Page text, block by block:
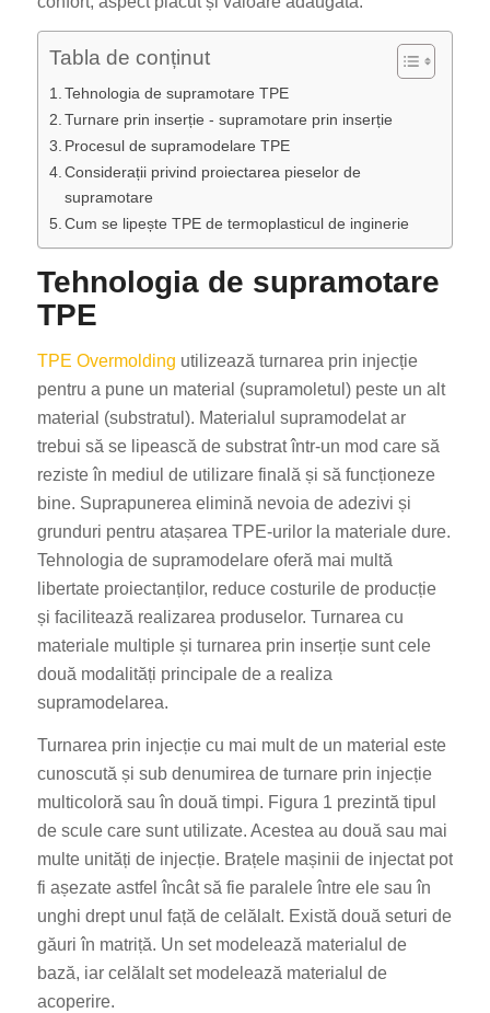
Tabla de conținut
Tehnologia de supramotare TPE
Turnare prin inserție - supramotare prin inserție
Procesul de supramodelare TPE
Considerații privind proiectarea pieselor de
supramotare
Cum se lipește TPE de termoplasticul de inginerie
Tehnologia de supramotare
TPE
TPE Overmolding utilizează turnarea prin injecție
pentru a pune un material (supramoletul) peste un alt
material (substratul). Materialul supramodelat ar
trebui să se lipească de substrat într-un mod care să
reziste în mediul de utilizare finală și să funcționeze
bine. Suprapunerea elimină nevoia de adezivi și
grunduri pentru atașarea TPE-urilor la materiale dure.
Tehnologia de supramodelare oferă mai multă
libertate proiectanților, reduce costurile de producție
și facilitează realizarea produselor. Turnarea cu
materiale multiple și turnarea prin inserție sunt cele
două modalități principale de a realiza
supramodelarea.
Turnarea prin injecție cu mai mult de un material este
cunoscută și sub denumirea de turnare prin injecție
multicoloră sau în două timpi. Figura 1 prezintă tipul
de scule care sunt utilizate. Acestea au două sau mai
multe unități de injecție. Brațele mașinii de injectat pot
fi așezate astfel încât să fie paralele între ele sau în
unghi drept unul față de celălalt. Există două seturi de
găuri în matriță. Un set modelează materialul de
bază, iar celălalt set modelează materialul de
acoperire.